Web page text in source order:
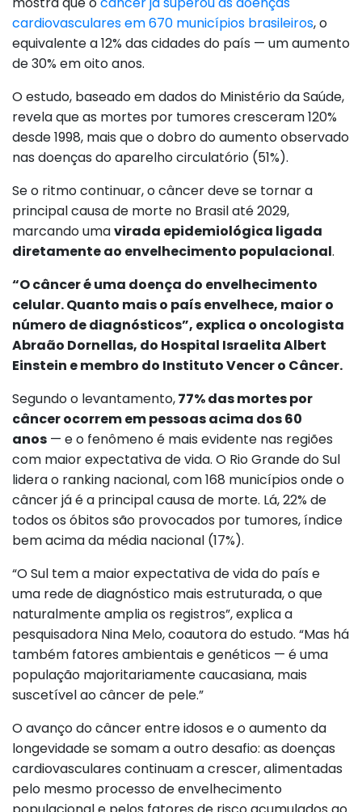
cardiovasculares em 670 municípios brasileiros, o
equivalente a 12% das cidades do país — um aumento
de 30% em oito anos.
O estudo, baseado em dados do Ministério da Saúde,
revela que as mortes por tumores cresceram 120%
desde 1998, mais que o dobro do aumento observado
nas doenças do aparelho circulatório (51%).
Se o ritmo continuar, o câncer deve se tornar a
principal causa de morte no Brasil até 2029,
marcando umavirada epidemiológica ligada
diretamente ao envelhecimento populacional.
“O câncer é uma doença do envelhecimento
celular. Quanto mais o país envelhece, maior o
número de diagnósticos”, explica o oncologista
Abraão Dornellas, do Hospital Israelita Albert
Einstein e membro do Instituto Vencer o Câncer.
Segundo o levantamento,77% das mortes por
câncer ocorrem em pessoas acima dos 60
anos — e o fenômeno é mais evidente nas regiões
com maior expectativa de vida. O Rio Grande do Sul
lidera o ranking nacional, com 168 municípios onde o
câncer já é a principal causa de morte. Lá, 22% de
todos os óbitos são provocados por tumores, índice
bem acima da média nacional (17%).
“O Sul tem a maior expectativa de vida do país e
uma rede de diagnóstico mais estruturada, o que
naturalmente amplia os registros”, explica a
pesquisadora Nina Melo, coautora do estudo. “Mas há
também fatores ambientais e genéticos — é uma
população majoritariamente caucasiana, mais
suscetível ao câncer de pele.”
O avanço do câncer entre idosos e o aumento da
longevidade se somam a outro desafio: as doenças
cardiovasculares continuam a crescer, alimentadas
pelo mesmo processo de envelhecimento